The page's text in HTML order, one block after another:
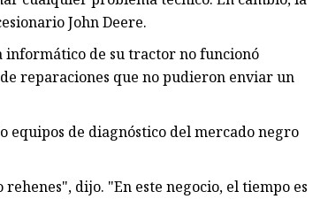
John Deere.
informático de su tractor no funcionó
reparaciones que no pudieron enviar un
equipos de diagnóstico del mercado negro
dijo. "En este negocio, el tiempo es